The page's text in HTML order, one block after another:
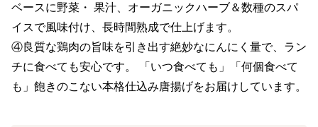
ベースに野菜・ 果汁、オーガニックハーブ＆数種のスパ
イスで風味付け、長時間熟成で仕上げます。
④良質な鶏肉の旨味を引き出す絶妙なにんにく量で、ラン
チに食べても安心です。 「いつ食べても」「何個食べて
も」飽きのこない本格仕込み唐揚げをお届けしています。